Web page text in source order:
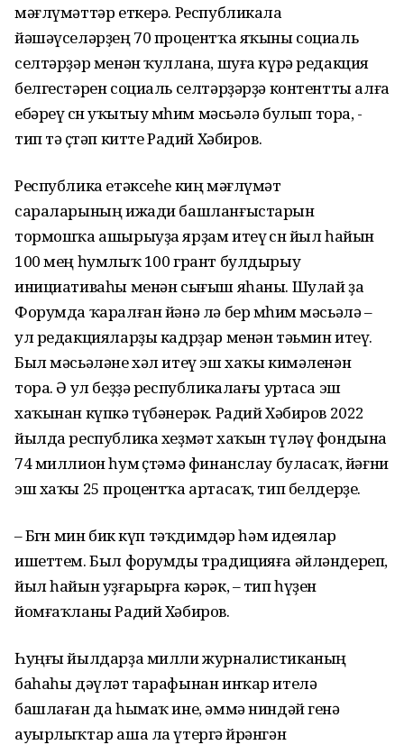
мәғлүмәттәр еткерә. Республикала
йәшәүселәрҙең 70 процентҡа яҡыны социаль
селтәрҙәр менән ҡуллана, шуға күрә редакция
белгестәрен социаль селтәрҙәрҙә контентты алға
ебәреү өсөн уҡытыу мөһим мәсьәлә булып тора, -
тип тә өҫтәп китте Радий Хәбиров.
Республика етәксеһе киң мәғлүмәт
сараларының ижади башланғыстарын
тормошҡа ашырыуҙа ярҙам итеү өсөн йыл һайын
100 мең һумлыҡ 100 грант булдырыу
инициативаһы менән сығыш яһаны. Шулай ҙа
Форумда ҡаралған йәнә лә бер мөһим мәсьәлә –
ул редакцияларҙы кадрҙар менән тәьмин итеү.
Был мәсьәләне хәл итеү эш хаҡы кимәленән
тора. Ә ул беҙҙә республикалағы уртаса эш
хаҡынан күпкә түбәнерәк. Радий Хәбиров 2022
йылда республика хеҙмәт хаҡын түләү фондына
74 миллион һум өҫтәмә финанслау буласаҡ, йәғни
эш хаҡы 25 процентҡа артасаҡ, тип белдерҙе.
– Бөгөн мин бик күп тәҡдимдәр һәм идеялар
ишеттем. Был форумды традицияға әйләндереп,
йыл һайын уҙғарырға кәрәк, – тип һүҙен
йомғаҡланы Радий Хәбиров.
Һуңғы йылдарҙа милли журналистиканың
баһаһы дәүләт тарафынан инҡар ителә
башлаған да һымаҡ ине, әммә ниндәй генә
ауырлыҡтар аша ла үтергә өйрәнгән